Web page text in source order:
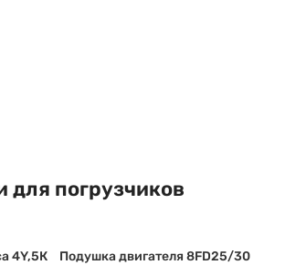
для погрузчиков
4Y,5К Подушка двигателя 8FD25/30